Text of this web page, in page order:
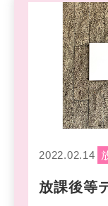
2022.02.14
放課後等